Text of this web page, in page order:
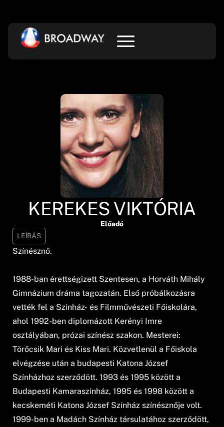
KEREKES VIKTÓRIA
Előadó
LEÍRÁS
Színésznő.
1988-ban érettségizett Szentesen, a Horváth Mihály
Gimnázium dráma tagozatán. Első próbálkozásra
vették fel a Színház- és Filmművészeti Főiskolára,
ahol 1992-ben diplomázott Kerényi Imre
osztályában, prózai színész szakon. Mesterei:
Törőcsik Mari és Kiss Mari. Közvetlenül a Főiskola
elvégzése után a budapesti Katona József
Színházhoz szerződött. 1993 és 1995 között a
Budapesti Kamaraszínház, 1995 és 1998 között a
kecskeméti Katona József Színház színésznője volt.
1999-ben a Madách Színház társulatához szerződött,